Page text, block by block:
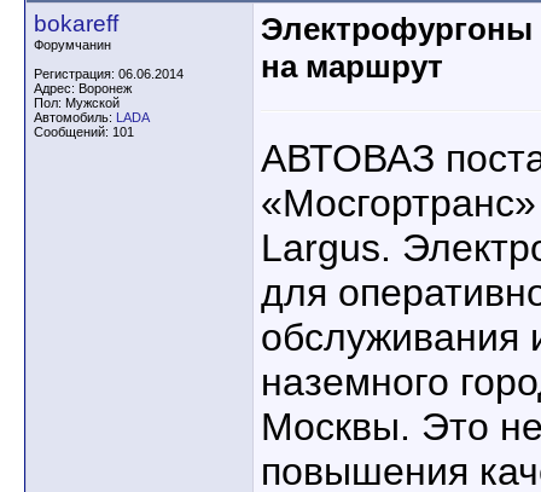
bokareff
Форумчанин
Регистрация: 06.06.2014
Адрес: Воронеж
Пол: Мужской
Автомобиль: LADA
Сообщений: 101
Электрофургоны
на маршрут
АВТОВАЗ
Largus.
для
обслуживания
наземного
Москвы. Это
повышения